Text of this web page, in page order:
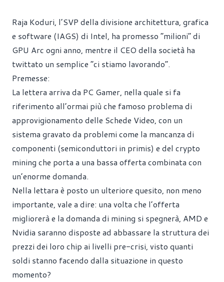
Raja Koduri, l’SVP della divisione architettura, grafica
e software (IAGS) di Intel, ha promesso “milioni” di
GPU Arc ogni anno, mentre il CEO della società ha
twittato un semplice “ci stiamo lavorando”.
Premesse:
La lettera arriva da PC Gamer, nella quale si fa
riferimento all’ormai più che famoso problema di
approvigionamento delle Schede Video, con un
sistema gravato da problemi come la mancanza di
componenti (semiconduttori in primis) e del crypto
mining che porta a una bassa offerta combinata con
un’enorme domanda.
Nella lettara è posto un ulteriore quesito, non meno
importante, vale a dire: una volta che l’offerta
migliorerà e la domanda di mining si spegnerà, AMD e
Nvidia saranno disposte ad abbassare la struttura dei
prezzi dei loro chip ai livelli pre-crisi, visto quanti
soldi stanno facendo dalla situazione in questo
momento?